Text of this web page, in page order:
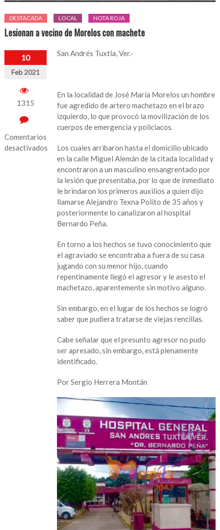
DESTACADA LOCAL NOTA ROJA
Lesionan a vecino de Morelos con machete
10
Feb 2021
1315
Comentarios
desactivados
San Andrés Tuxtla, Ver.-
En la localidad de José María Morelos un hombre
fue agredido de artero machetazo en el brazo
izquierdo, lo que provocó la movilización de los
cuerpos de emergencia y policiacos.
Los cuales arribaron hasta el domicilio ubicado
en la calle Miguel Alemán de la citada localidad y
encontraron a un masculino ensangrentado por
la lesión que presentaba, por lo que de inmediato
le brindaron los primeros auxilios a quien dijo
llamarse Alejandro Texna Polito de 35 años y
posteriormente lo canalizaron al hospital
Bernardo Peña.
En torno a los hechos se tuvo conocimiento que
el agraviado se encontraba a fuera de su casa
jugando con su menor hijo, cuando
repentinamente llegó el agresor y le asesto el
machetazo, aparentemente sin motivo alguno.
Sin embargo, en el lugar de los hechos se logró
saber que pudiera tratarse de viejas rencillas.
Cabe señalar que el presunto agresor no pudo
ser apresado, sin embargo, está plenamente
identificado.
Por Sergio Herrera Montán